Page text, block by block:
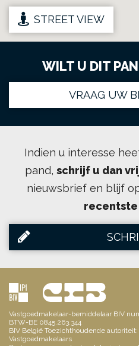
STREET VIEW
WILT U DIT
VRAAG UW
Indien u interesse
pand, schrijf u dan
nieuwsbrief en blijf
recentste
Vastgoedmakelaar-bemiddelaar BIV
BTW-BE 0845.263.344
BIV België Toezichthoudende
Vastgoedmakelaars